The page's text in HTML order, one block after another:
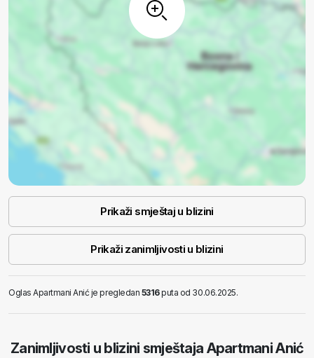
Prikaži smještaj u blizini
Prikaži zanimljivosti u blizini
Oglas Apartmani Anić je pregledan 5316puta od 30.06.2025.
Zanimljivosti u blizini smještaja Apartmani Anić